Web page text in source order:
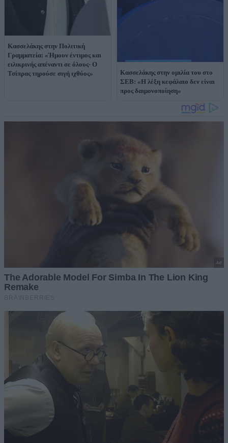
Κασσελάκης στην Πολιτική
Γραμματεία: «Ήμουν έντιμος και
ειλικρινής απέναντι σε όλους- Ο
Τσίπρας τηρούσε σιγή ιχθύος»
Κασσελάκης στην ομιλία του στο
ΣΕΒ: «Η λέξη κεφάλαιο δεν είναι
προς δαιμονοποίηση»